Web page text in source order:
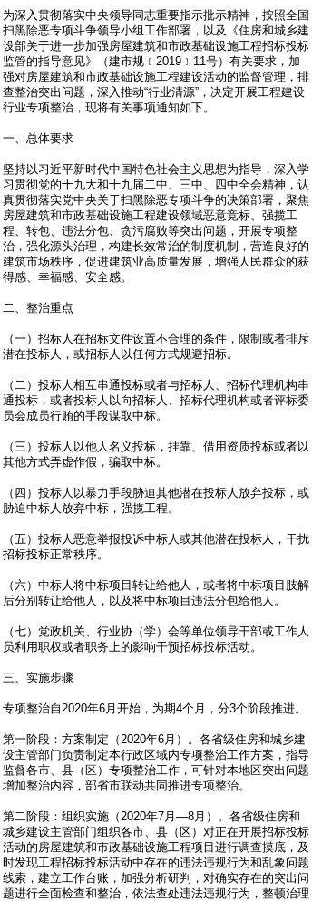
为深入贯彻落实中央领导同志重要指示批示精神，按照全国
扫黑除恶专项斗争领导小组工作部署，以及《住房和城乡建
设部关于进一步加强房屋建筑和市政基础设施工程招标投标
监管的指导意见》（建市规﹝2019﹞11号）有关要求，加
强对房屋建筑和市政基础设施工程建设活动的监督管理，排
查整治突出问题，深入推动“行业清源”，决定开展工程建设
行业专项整治，现将有关事项通知如下。
一、总体要求
坚持以习近平新时代中国特色社会主义思想为指导，深入学
习贯彻党的十九大和十九届二中、三中、四中全会精神，认
真贯彻落实党中央关于扫黑除恶专项斗争的决策部署，聚焦
房屋建筑和市政基础设施工程建设领域恶意竞标、强揽工
程、转包、违法分包、贪污腐败等突出问题，开展专项整
治，强化源头治理，构建长效常治的制度机制，营造良好的
建筑市场秩序，促进建筑业高质量发展，增强人民群众的获
得感、幸福感、安全感。
二、整治重点
（一）招标人在招标文件设置不合理的条件，限制或者排斥
潜在投标人，或招标人以任何方式规避招标。
（二）投标人相互串通投标或者与招标人、招标代理机构串
通投标，或者投标人以向招标人、招标代理机构或者评标委
员会成员行贿的手段谋取中标。
（三）投标人以他人名义投标，挂靠、借用资质投标或者以
其他方式弄虚作假，骗取中标。
（四）投标人以暴力手段胁迫其他潜在投标人放弃投标，或
胁迫中标人放弃中标，强揽工程。
（五）投标人恶意举报投诉中标人或其他潜在投标人，干扰
招标投标正常秩序。
（六）中标人将中标项目转让给他人，或者将中标项目肢解
后分别转让给他人，以及将中标项目违法分包给他人。
（七）党政机关、行业协（学）会等单位领导干部或工作人
员利用职权或者职务上的影响干预招标投标活动。
三、实施步骤
专项整治自2020年6月开始，为期4个月，分3个阶段推进。
第一阶段：方案制定（2020年6月）。各省级住房和城乡建
设主管部门负责制定本行政区域内专项整治工作方案，指导
监督各市、县（区）专项整治工作，可针对本地区突出问题
增加整治内容，部省市联动共同推进专项整治。
第二阶段：组织实施（2020年7月—8月）。各省级住房和
城乡建设主管部门组织各市、县（区）对正在开展招标投标
活动的房屋建筑和市政基础设施工程项目进行调查摸底，及
时发现工程招标投标活动中存在的违法违规行为和乱象问题
线索，建立工作台账，加强分析研判，对确实存在的突出问
题进行全面检查和整治，依法查处违法违规行为，整顿治理